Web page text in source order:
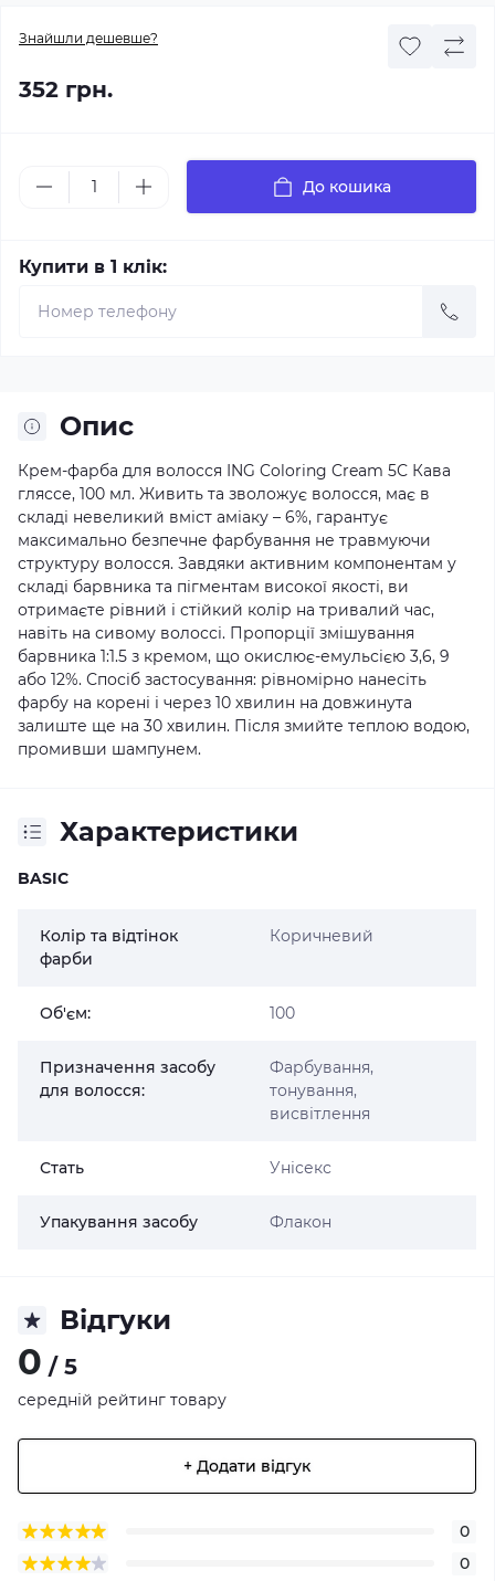
Знайшли дешевше?
352 грн.
До кошика
Купити в 1 клік:
Опис
Крем-фарба для волосся ING Coloring Cream 5С Кава
гляссе, 100 мл. Живить та зволожує волосся, має в
складі невеликий вміст аміаку – 6%, гарантує
максимально безпечне фарбування не травмуючи
структуру волосся. Завдяки активним компонентам у
складі барвника та пігментам високої якості, ви
отримаєте рівний і стійкий колір на тривалий час,
навіть на сивому волоссі. Пропорції змішування
барвника 1:1.5 з кремом, що окислює-емульсією 3,6, 9
або 12%. Спосіб застосування: рівномірно нанесіть
фарбу на корені і через 10 хвилин на довжинута
залиште ще на 30 хвилин. Після змийте теплою водою,
промивши шампунем.
Характеристики
BASIC
Колір та відтінок
фарби
Коричневий
Об'єм: 100
Призначення засобу
для волосся:
Фарбування,
тонування,
висвітлення
Стать Унісекс
Упакування засобу Флакон
Відгуки
0 / 5
середній рейтинг товару
+ Додати відгук
0
0